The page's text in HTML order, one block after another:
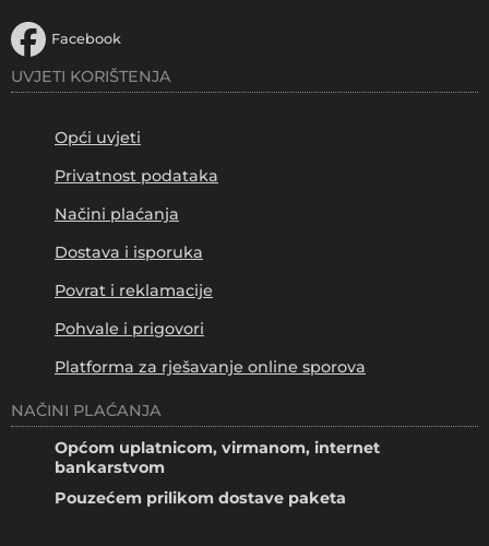
Facebook
UVJETI KORIŠTENJA
Opći uvjeti
Privatnost podataka
Načini plaćanja
Dostava i isporuka
Povrat i reklamacije
Pohvale i prigovori
Platforma za rješavanje online sporova
NAČINI PLAĆANJA
Općom uplatnicom, virmanom, internet
bankarstvom
Pouzećem prilikom dostave paketa